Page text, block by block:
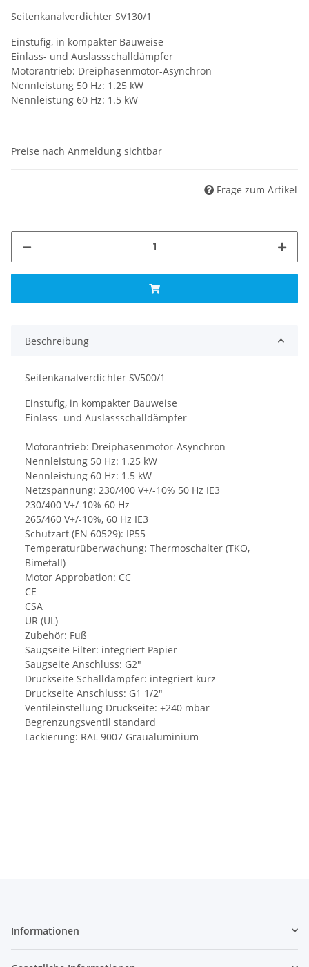
Seitenkanalverdichter SV130/1
Einstufig, in kompakter Bauweise
Einlass- und Auslassschalldämpfer
Motorantrieb: Dreiphasenmotor-Asynchron
Nennleistung 50 Hz: 1.25 kW
Nennleistung 60 Hz: 1.5 kW
Preise nach Anmeldung sichtbar
Frage zum Artikel
Beschreibung
Seitenkanalverdichter SV500/1
Einstufig, in kompakter Bauweise
Einlass- und Auslassschalldämpfer
Motorantrieb: Dreiphasenmotor-Asynchron
Nennleistung 50 Hz: 1.25 kW
Nennleistung 60 Hz: 1.5 kW
Netzspannung: 230/400 V+/-10% 50 Hz IE3
230/400 V+/-10% 60 Hz
265/460 V+/-10%, 60 Hz IE3
Schutzart (EN 60529): IP55
Temperaturüberwachung: Thermoschalter (TKO,
Bimetall)
Motor Approbation: CC
CE
CSA
UR (UL)
Zubehör: Fuß
Saugseite Filter: integriert Papier
Saugseite Anschluss: G2"
Druckseite Schalldämpfer: integriert kurz
Druckseite Anschluss: G1 1/2"
Ventileinstellung Druckseite: +240 mbar
Begrenzungsventil standard
Lackierung: RAL 9007 Graualuminium
Informationen